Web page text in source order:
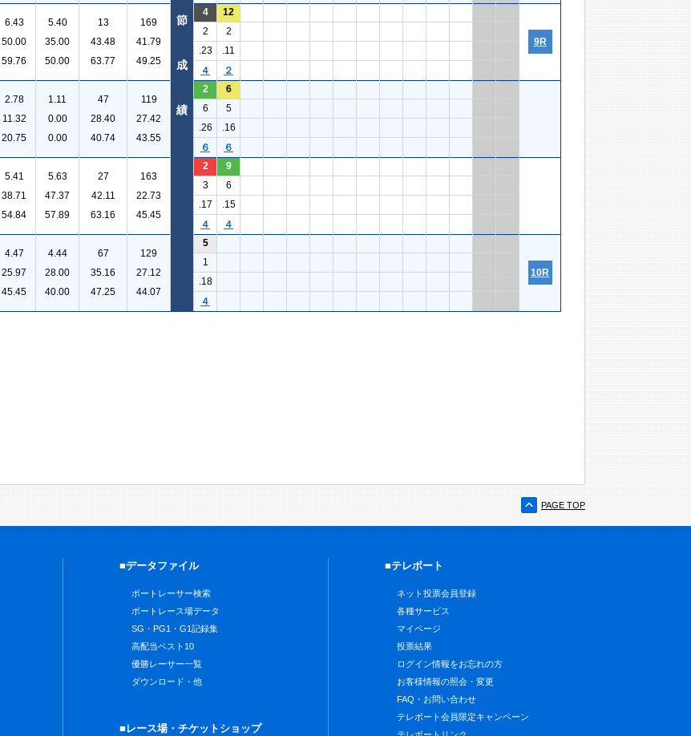
6.43
50.00
59.76
5.40
35.00
50.00
13
43.48
63.77
169
41.79
49.25
4 12
9R
2
2
.23
.11
４
２
2.78
11.32
20.75
1.11
0.00
0.00
47
28.40
40.74
119
27.42
43.55
2
6
6
5
.26
.16
６
６
5.41
38.71
54.84
5.63
47.37
57.89
27
42.11
63.16
163
22.73
45.45
2
9
3
6
.17
.15
４
４
4.47
25.97
45.45
4.44
28.00
40.00
67
35.16
47.25
129
27.12
44.07
5
10R
1
.18
４
節
成
績
PAGE TOP
■データファイル
ボートレーサー検索
ボートレース場データ
SG・PG1・G1記録集
高配当ベスト10
優勝レーサー一覧
ダウンロード・他
■レース場・チケットショップ
■テレボート
ネット投票会員登録
各種サービス
マイページ
投票結果
ログイン情報をお忘れの方
お客様情報の照会・変更
FAQ・お問い合わせ
テレボート会員限定キャンペーン